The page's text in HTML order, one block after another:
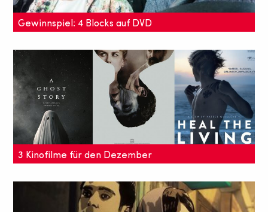
Gewinnspiel: 4 Blocks auf DVD
Wir verlosen 2 DVDs von 4 Blocks, die spannende
Serie über Gangster in Berlin-Neukölln.
3 Kinofilme für den Dezember
Unsere Kino-Tipps bieten eine hervorragende
Ergänzung (oder einen Ersatz) zum weihnachtlichen